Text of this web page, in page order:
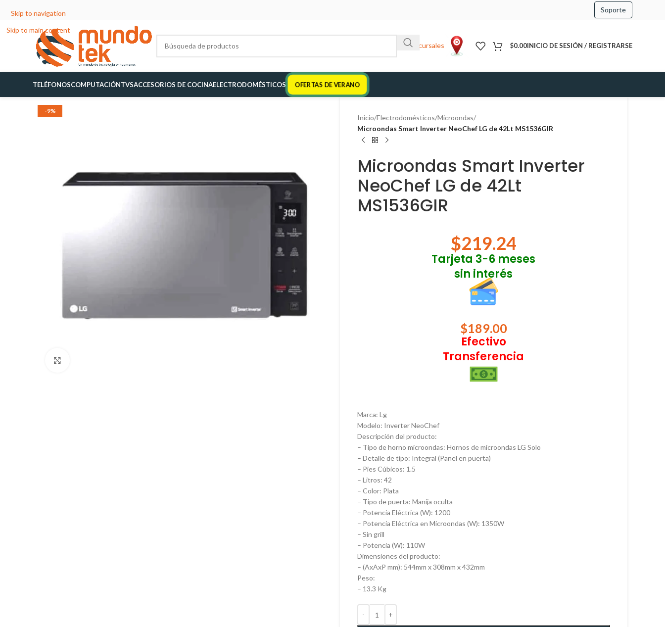
Skip to navigation
Skip to main content
Soporte
Sucursales $0.00INICIO DE SESIÓN / REGISTRARSE
TELÉFONOSCOMPUTACIÓNTVSACCESORIOS DE COCINAELECTRODOMÉSTICOS OFERTAS DE VERANO
-9%
Inicio/Electrodomésticos/Microondas/
Microondas Smart Inverter NeoChef LG de 42Lt MS1536GIR
Microondas Smart Inverter
NeoChef LG de 42Lt
MS1536GIR
$219.24
Tarjeta 3-6 meses
sin interés
$189.00
Efectivo
Transferencia
Marca: Lg
Modelo: Inverter NeoChef
Descripción del producto:
– Tipo de horno microondas: Hornos de microondas LG Solo
– Detalle de tipo: Integral (Panel en puerta)
– Pies Cúbicos: 1.5
– Litros: 42
– Color: Plata
– Tipo de puerta: Manija oculta
– Potencia Eléctrica (W): 1200
– Potencia Eléctrica en Microondas (W): 1350W
– Sin grill
– Potencia (W): 110W
Dimensiones del producto:
– (AxAxP mm): 544mm x 308mm x 432mm
Peso:
– 13.3 Kg